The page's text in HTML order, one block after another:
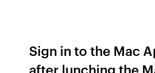
Sign in to the Mac
after lunching the